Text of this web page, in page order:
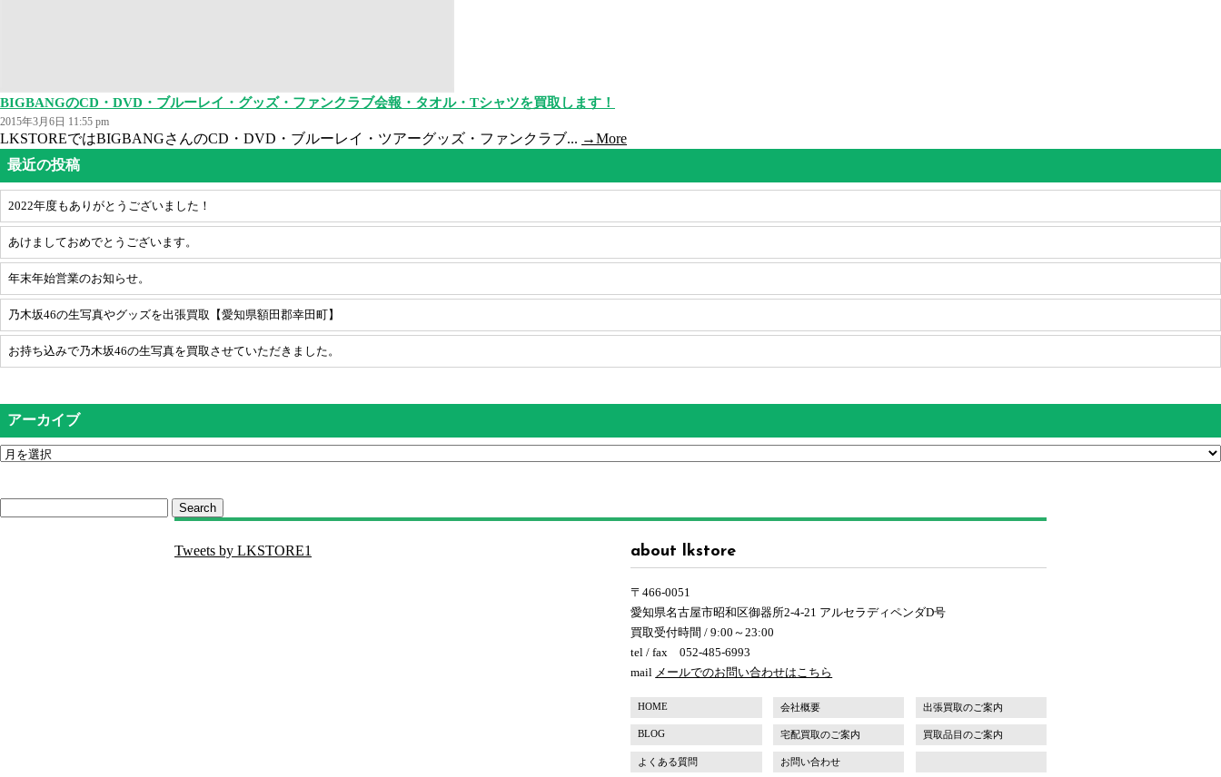
BIGBANGのCD・DVD・ブルーレイ・グッズ・ファンクラブ会報・タオル・Tシャツを買取します！
2015年3月6日 11:55 pm
LKSTOREではBIGBANGさんのCD・DVD・ブルーレイ・ツアーグッズ・ファンクラブ... →More
最近の投稿
2022年度もありがとうございました！
あけましておめでとうございます。
年末年始営業のお知らせ。
乃木坂46の生写真やグッズを出張買取【愛知県額田郡幸田町】
お持ち込みで乃木坂46の生写真を買取させていただきました。
アーカイブ
Search
Tweets by LKSTORE1 about lkstore
〒466-0051
愛知県名古屋市昭和区御器所2-4-21 アルセラディペンダD号
買取受付時間 / 9:00～23:00
tel / fax 052-485-6993
mail メールでのお問い合わせはこちら
HOME 会社概要 出張買取のご案内
BLOG 宅配買取のご案内 買取品目のご案内
よくある質問 お問い合わせ